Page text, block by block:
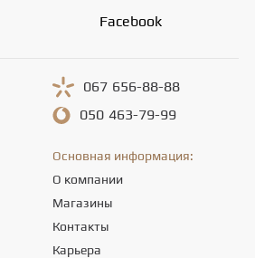
Facebook
067 656-88-88
050 463-79-99
Основная информация:
О компании
Магазины
Контакты
Карьера